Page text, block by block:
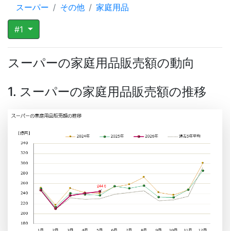
スーパー その他 家庭用品
#1
スーパーの家庭用品販売額の動向
1. スーパーの家庭用品販売額の推移